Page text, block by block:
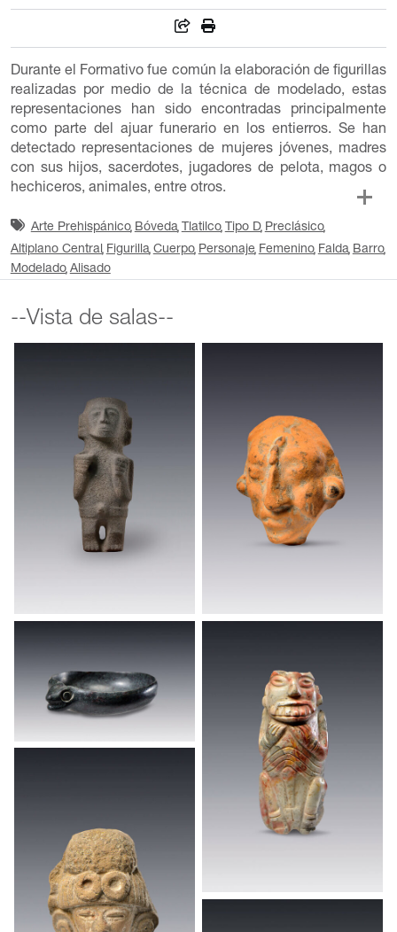
Durante el Formativo fue común la elaboración de figurillas
realizadas por medio de la técnica de modelado, estas
representaciones han sido encontradas principalmente
como parte del ajuar funerario en los entierros. Se han
detectado representaciones de mujeres jóvenes, madres
con sus hijos, sacerdotes, jugadores de pelota, magos o
hechiceros, animales, entre otros.
Arte Prehispánico Bóveda Tlatilco Tipo D Preclásico
Altiplano Central Figurilla Cuerpo Personaje Femenino Falda Barro
Modelado Alisado
--Vista de salas--